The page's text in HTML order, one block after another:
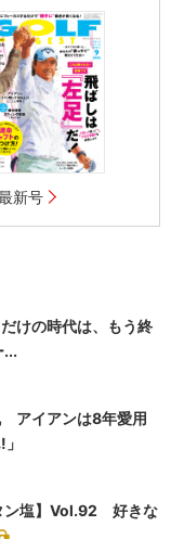
新号
けの時代は、もう終
...
アイアンは8年愛用
ン塩】Vol.92 好きな